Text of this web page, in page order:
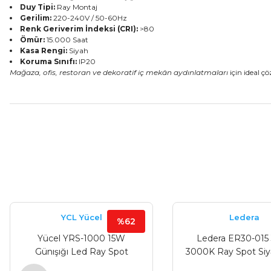
Duy Tipi: Ray Montaj
Gerilim: 220-240V / 50-60Hz
Renk Geriverim İndeksi (CRI): >80
Ömür: 15.000 Saat
Kasa Rengi: Siyah
Koruma Sınıfı: IP20
Mağaza, ofis, restoran ve dekoratif iç mekân aydınlatmaları için ideal
Ürün bilgilerinde hatalar bulunuyor.
Ürün fiyatı diğer sitelerden daha pahalı.
Bu ürüne benzer farklı alternatifler olmalı.
%62
YCL Yücel
Yücel YRS-1000 15W
Günışığı Led Ray Spot
Ledera
Ledera ER30-
3000K Ray Spot